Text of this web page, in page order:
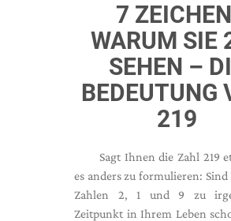
7
WARUM SIE
SEHEN –
BEDEUTUNG
219
Sagt Ihnen die Zahl 219
es anders zu formulieren:
Zahlen 2, 1 und 9 zu
Zeitpunkt in Ihrem Leben